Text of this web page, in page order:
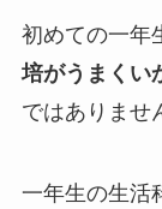
初めての一年
培がうまくい
ではありませ
一年生の生活